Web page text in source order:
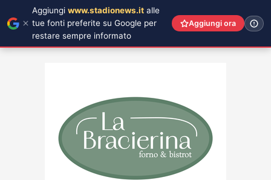
Aggiungi www.stadionews.it alle
tue fonti preferite su Google per
restare sempre informato
Aggiungi ora